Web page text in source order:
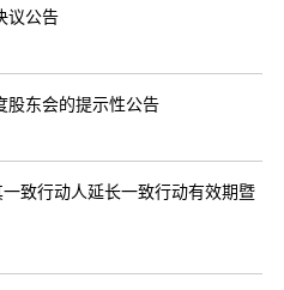
议公告
股东会的提示性公告
致行动人延长一致行动有效期暨